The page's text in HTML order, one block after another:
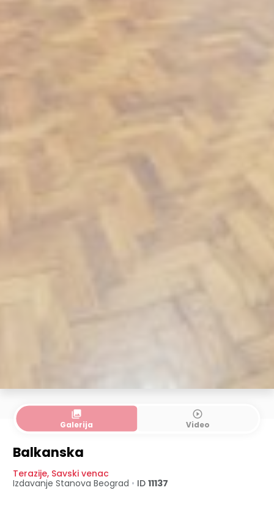
collections
Galerija
play_circle_outline
Video
Balkanska
Terazije, Savski venac
Izdavanje Stanova Beograd • ID 11137